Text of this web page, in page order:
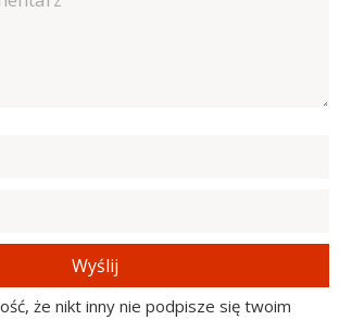
Wyślij
że nikt inny nie podpisze się twoim